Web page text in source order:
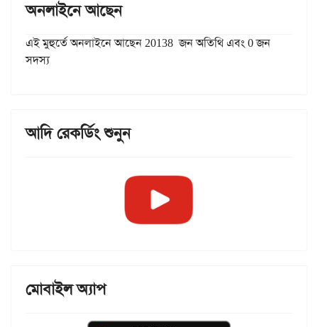
অনলাইনে আছেন
এই মুহুর্তে অনলাইনে আছেন 20138 জন অতিথি এবং 0 জন
সদস্য
আদি রেকর্ডিং শুনুন
মোবাইল অ্যাপ